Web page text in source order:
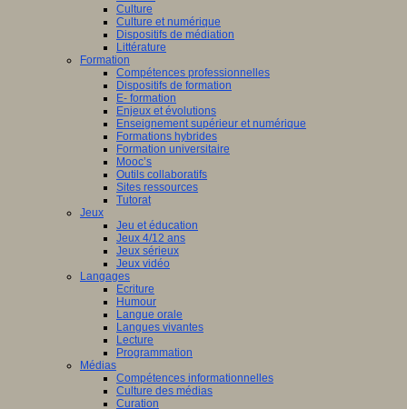
Culture
Culture et numérique
Dispositifs de médiation
Littérature
Formation
Compétences professionnelles
Dispositifs de formation
E- formation
Enjeux et évolutions
Enseignement supérieur et numérique
Formations hybrides
Formation universitaire
Mooc’s
Outils collaboratifs
Sites ressources
Tutorat
Jeux
Jeu et éducation
Jeux 4/12 ans
Jeux sérieux
Jeux vidéo
Langages
Ecriture
Humour
Langue orale
Langues vivantes
Lecture
Programmation
Médias
Compétences informationnelles
Culture des médias
Curation